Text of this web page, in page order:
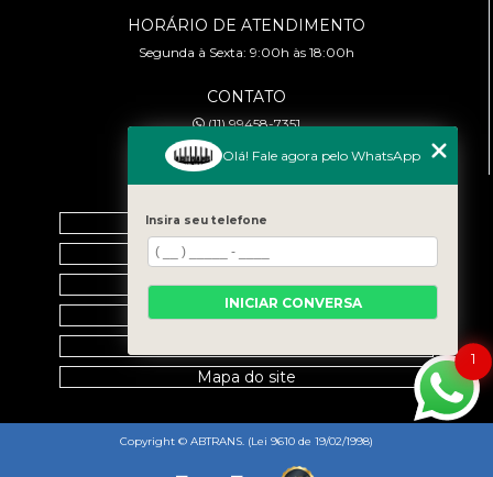
HORÁRIO DE ATENDIMENTO
Segunda à Sexta: 9:00h às 18:00h
CONTATO
(11) 99458-7351
cursoabtrans@gmail.com
Home
Empresa
Galeria
Contato
Mapa do site
Copyright © ABTRANS. (Lei 9610 de 19/02/1998)
1
Olá! Fale agora pelo WhatsApp
Insira seu telefone
INICIAR CONVERSA